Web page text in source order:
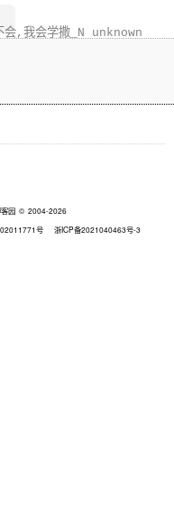
会,我会学撒_N unknown
园© 2004-2026
号
浙ICP备2021040463号-3